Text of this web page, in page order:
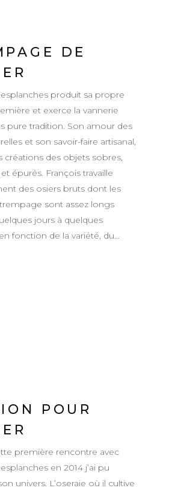
DE
produit sa propre
et exerce la vannerie
pure tradition. Son amour des
et son savoir-faire artisanal,
créations des objets sobres,
épurés. François travaille
des osiers bruts dont les
sont assez longs
jours à quelques
fonction de la variété, du...
POUR
première rencontre avec
en 2014 j’ai pu
univers. L’oseraie où il cultive